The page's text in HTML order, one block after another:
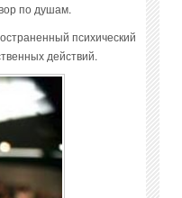
по душам.
психический
действий.